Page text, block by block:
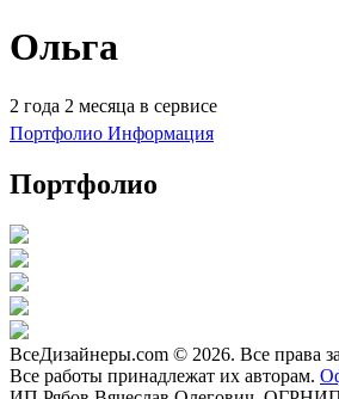
Ольга
2 года 2 месяца в сервисе
Портфолио Информация
Портфолио
ВсеДизайнеры.com © 2026. Все права
Все работы принадлежат их авторам.